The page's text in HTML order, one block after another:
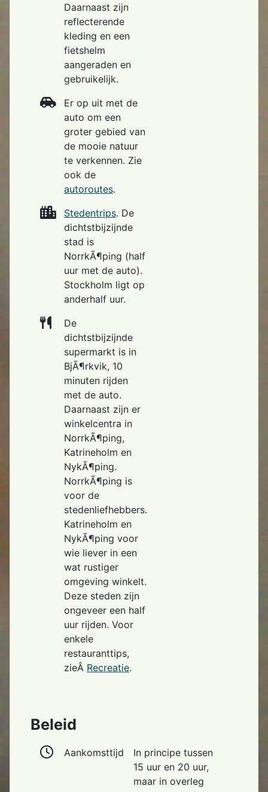
Daarnaast zijn
reflecterende
kleding en een
fietshelm
aangeraden en
gebruikelijk.
Er op uit met de
auto om een
groter gebied van
de mooie natuur
te verkennen. Zie
ook de
autoroutes.
Stedentrips. De
dichtstbijzijnde
stad is
NorrkÃ¶ping (half
uur met de auto).
Stockholm ligt op
anderhalf uur.
De
dichtstbijzijnde
supermarkt is in
BjÃ¶rkvik, 10
minuten rijden
met de auto.
Daarnaast zijn er
winkelcentra in
NorrkÃ¶ping,
Katrineholm en
NykÃ¶ping.
NorrkÃ¶ping is
voor de
stedenliefhebbers.
Katrineholm en
NykÃ¶ping voor
wie liever in een
wat rustiger
omgeving winkelt.
Deze steden zijn
ongeveer een half
uur rijden. Voor
enkele
restauranttips,
zieÂ Recreatie.
Beleid
Aankomsttijd
In principe tussen
15 uur en 20 uur,
maar in overleg